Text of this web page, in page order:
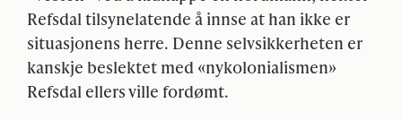
Refsdal tilsynelatende å innse at han ikke er
situasjonens herre. Denne selvsikkerheten er
kanskje beslektet med «nykolonialismen»
Refsdal ellers ville fordømt.